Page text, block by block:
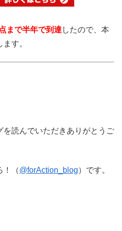
まで半年で到達 したので、本
す。
を読んでいただきありがとうご
！（@forAction_blog）です。